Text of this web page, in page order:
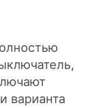
варианта